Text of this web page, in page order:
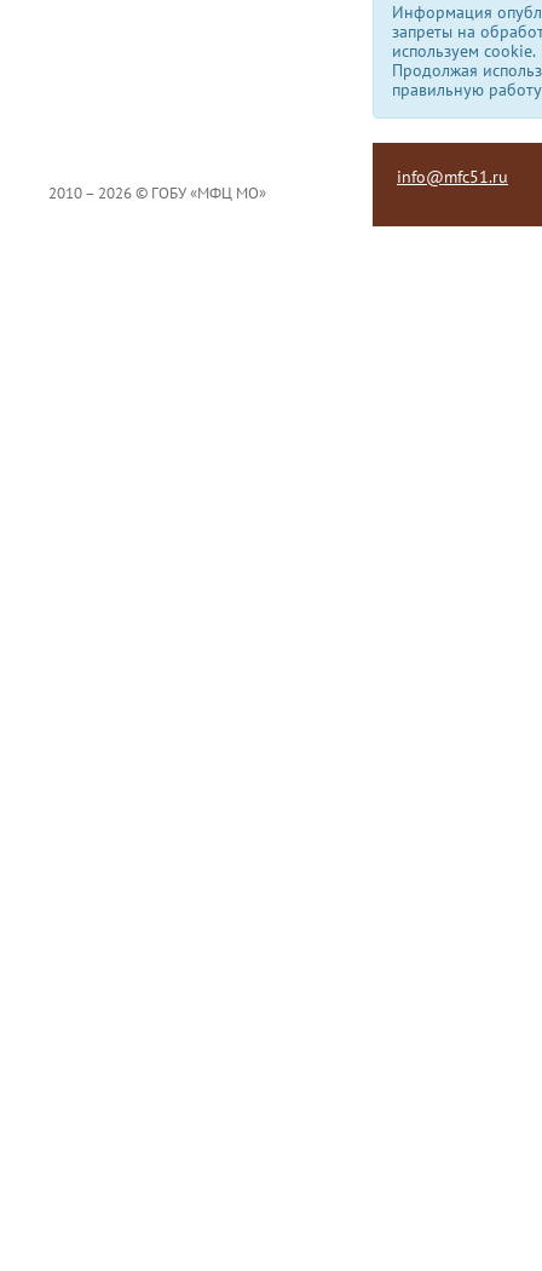
Информация
запреты на
используем сookie.
Продолжая
правильную
2010 – 2026 © ГОБУ «МФЦ МО»
info@mfc51.ru